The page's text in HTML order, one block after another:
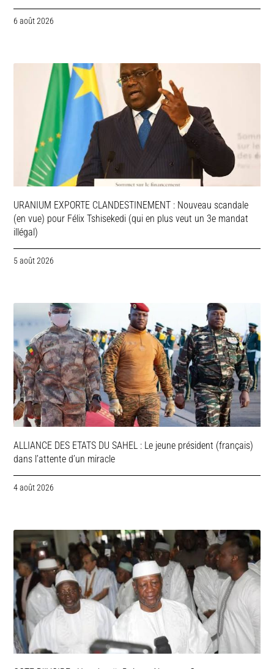
6 août 2026
URANIUM EXPORTE CLANDESTINEMENT : Nouveau scandale
(en vue) pour Félix Tshisekedi (qui en plus veut un 3e mandat
illégal)
5 août 2026
ALLIANCE DES ETATS DU SAHEL : Le jeune président (français)
dans l’attente d’un miracle
4 août 2026